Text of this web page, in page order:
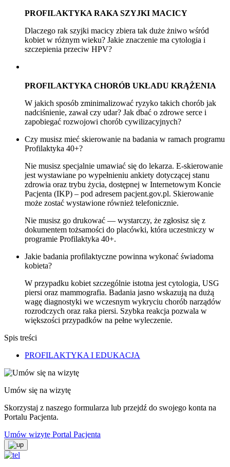
PROFILAKTYKA RAKA SZYJKI MACICY
Dlaczego rak szyjki macicy zbiera tak duże żniwo wśród
kobiet w różnym wieku? Jakie znaczenie ma cytologia i
szczepienia przeciw HPV?
PROFILAKTYKA CHORÓB UKŁADU KRĄŻENIA
W jakich sposób zminimalizować ryzyko takich chorób jak
nadciśnienie, zawał czy udar? Jak dbać o zdrowe serce i
zapobiegać rozwojowi chorób cywilizacyjnych?
Czy musisz mieć skierowanie na badania w ramach programu
Profilaktyka 40+?
Nie musisz specjalnie umawiać się do lekarza. E-skierowanie
jest wystawiane po wypełnieniu ankiety dotyczącej stanu
zdrowia oraz trybu życia, dostępnej w Internetowym Koncie
Pacjenta (IKP) – pod adresem pacjent.gov.pl. Skierowanie
może zostać wystawione również telefonicznie.
Nie musisz go drukować — wystarczy, że zgłosisz się z
dokumentem tożsamości do placówki, która uczestniczy w
programie Profilaktyka 40+.
Jakie badania profilaktyczne powinna wykonać świadoma
kobieta?
W przypadku kobiet szczególnie istotna jest cytologia, USG
piersi oraz mammografia. Badania jasno wskazują na dużą
wagę diagnostyki we wczesnym wykryciu chorób narządów
rozrodczych oraz raka piersi. Szybka reakcja pozwala w
większości przypadków na pełne wyleczenie.
Spis treści
PROFILAKTYKA I EDUKACJA
Umów się na wizytę
Skorzystaj z naszego formularza lub przejdź do swojego konta na
Portalu Pacjenta.
Umów wizytę Portal Pacjenta